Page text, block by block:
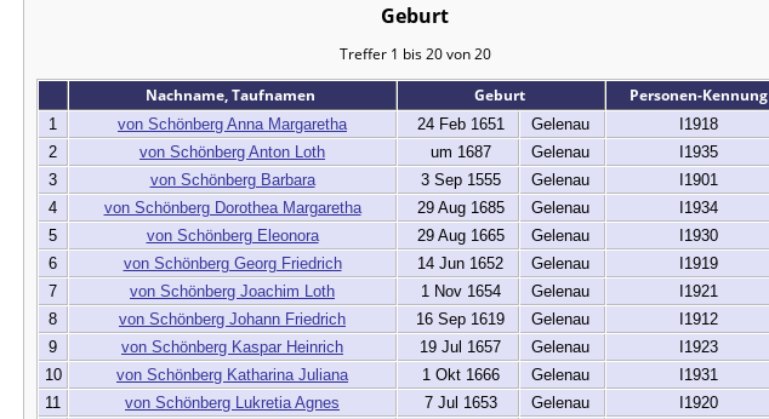
Geburt
Treffer 1 bis 20 von 20
Nachname, Taufnamen
Geburt Personen-Kennung
1 von Schönberg Anna Margaretha 24 Feb 1651 Gelenau
I1918
2
von Schönberg Anton Loth um 1687 Gelenau
I1935
3
von Schönberg Barbara 3 Sep 1555 Gelenau
I1901
4
von Schönberg Dorothea Margaretha 29 Aug 1685 Gelenau
I1934
5
von Schönberg Eleonora 29 Aug 1665 Gelenau
I1930
6
von Schönberg Georg Friedrich 14 Jun 1652 Gelenau
I1919
7
von Schönberg Joachim Loth 1 Nov 1654 Gelenau
I1921
8
von Schönberg Johann Friedrich 16 Sep 1619 Gelenau
I1912
9
von Schönberg Kaspar Heinrich 19 Jul 1657 Gelenau
I1923
10
von Schönberg Katharina Juliana 1 Okt 1666 Gelenau
I1931
11
von Schönberg Lukretia Agnes 7 Jul 1653 Gelenau
I1920